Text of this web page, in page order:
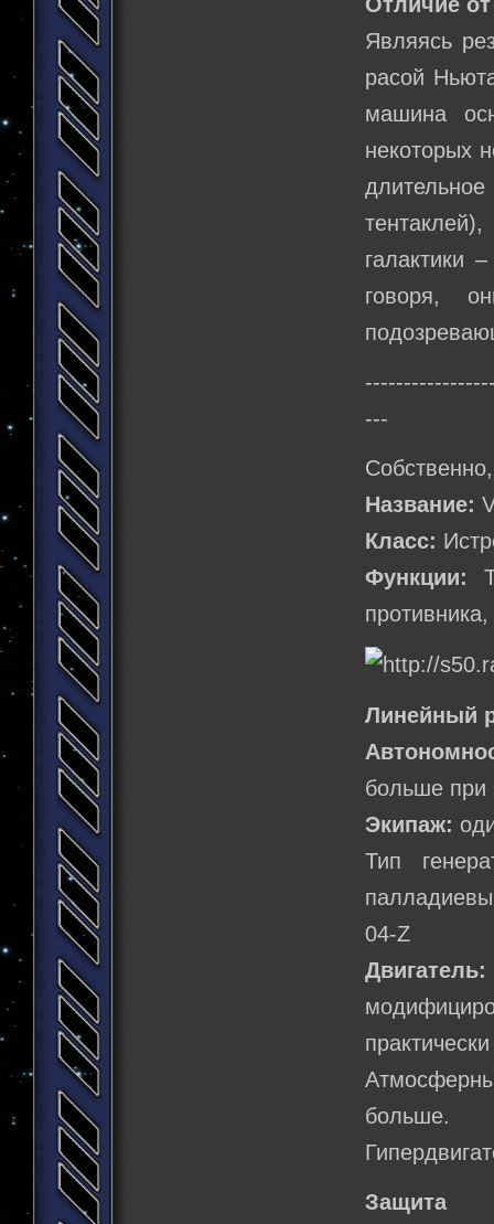
Являясь
расой
машина
некоторых
галактики
говоря,
---
Название:
Класс:
Функции:
Линейный
больше при
Экипаж:
Тип
04-Z
Двигатель:
больше.
Защита